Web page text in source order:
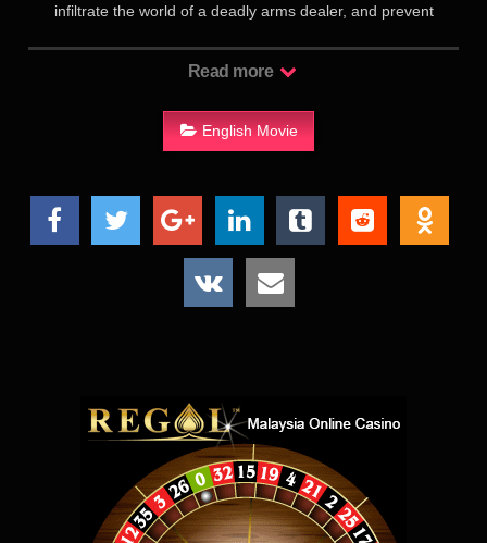
infiltrate the world of a deadly arms dealer, and prevent
故事敘述一名在中情局內勤的分析師蘇珊•庫柏（梅丽莎•麦卡西
但某日，布萊德利•凡恩遇到危機，而連帶影響了另一名精英特
即將造成的全球性災難。
Read more
English Movie